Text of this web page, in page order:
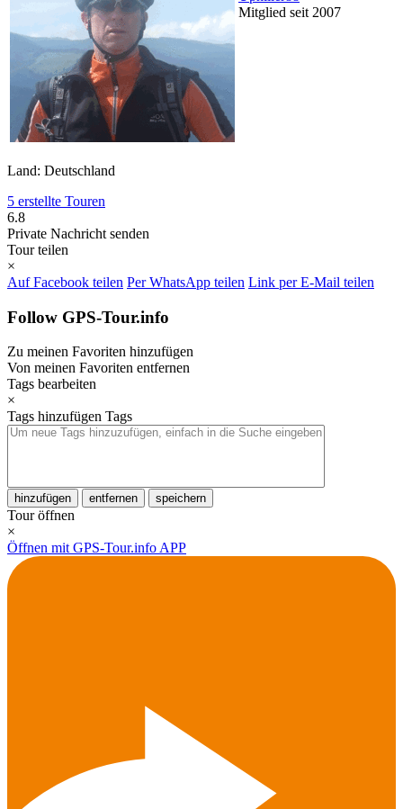
Mitglied seit 2007
Land: Deutschland
5 erstellte Touren
6.8
Private Nachricht senden
Tour teilen
×
Auf Facebook teilen Per WhatsApp teilen Link per E-Mail teilen
Follow GPS-Tour.info
Zu meinen Favoriten hinzufügen
Von meinen Favoriten entfernen
Tags bearbeiten
×
Tags hinzufügen Tags
hinzufügen entfernen speichern
Tour öffnen
×
Öffnen mit GPS-Tour.info APP